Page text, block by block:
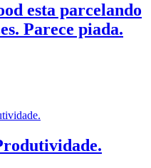
esta parcelando
Parece piada.